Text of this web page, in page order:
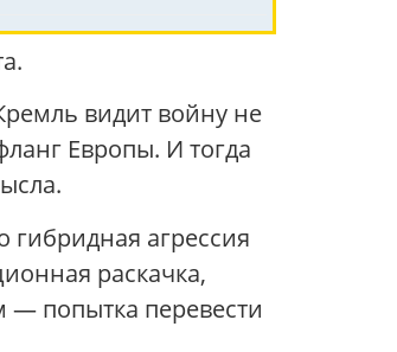
видит войну не
Европы. И тогда
агрессия
раскачка,
— попытка перевести